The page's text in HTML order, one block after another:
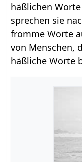
häßlichen
sprechen sie
fromme Worte
von Menschen,
häßliche Worte